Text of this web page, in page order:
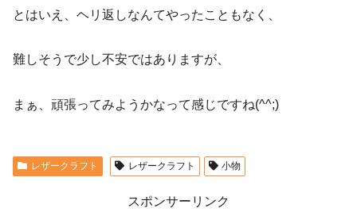
とはいえ、ヘリ返しなんてやったこともなく、
難しそうで少し不安ではありますが、
まぁ、頑張ってみようかなって感じですね(^^;)
レザークラフト レザークラフト 小物
スポンサーリンク